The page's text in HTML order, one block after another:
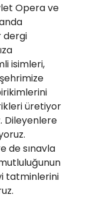
Opera ve
dergi
isimleri,
üretiyor
Dileyenlere
de sınavla
tatminlerini